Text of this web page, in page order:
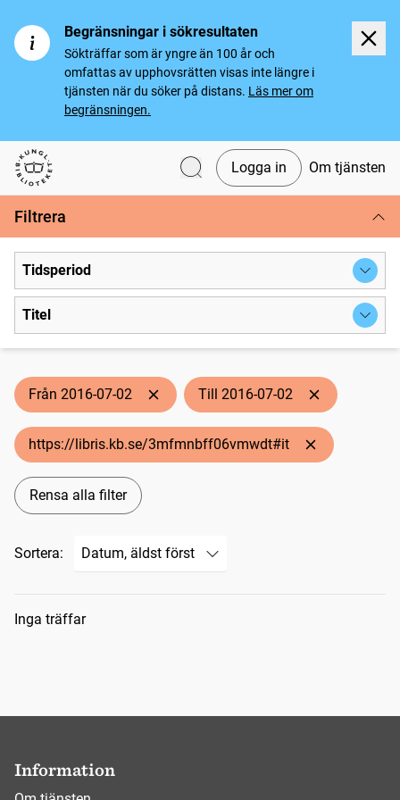
Begränsningar i sökresultaten
Sökträffar som är yngre än 100 år och
omfattas av upphovsrätten visas inte längre i
tjänsten när du söker på distans. Läs mer om
begränsningen.
Svenska tidningar
Logga in Om tjänsten
Filtrera
Tidsperiod
Titel
Från 2016-07-02 Till 2016-07-02
https://libris.kb.se/3mfmnbff06vmwdt#it
Rensa alla filter
Sortera:
Sökresultat
Inga träffar
Information